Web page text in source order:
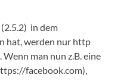
in dem
hat, werden nur http
man nun z.B. eine
facebook.com),